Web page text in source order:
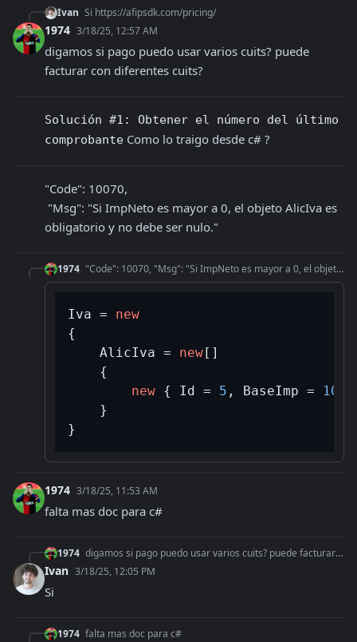
Ivan Si https://afipsdk.com/pricing/
1974 3/18/25, 12:57 AM
digamos si pago puedo usar varios cuits? puede
facturar con diferentes cuits?
Solución #1: Obtener el número del último
comprobante Como lo traigo desde c# ?
"Code": 10070,
obligatorio y no debe ser nulo."
1974 "Code": 10070, "Msg": "Si ImpNeto es mayor a 0, el objeto AlicIva es obligatorio y no debe ser nulo."
Iva = new
{
    AlicIva =
new []
    {
new { Id = 5 , BaseImp = 100
    }
1974 3/18/25, 11:53 AM
falta mas doc para c#
1974 digamos si pago puedo usar varios cuits? puede facturar con diferentes cuits?
Ivan 3/18/25, 12:05 PM
Si
1974 falta mas doc para c#